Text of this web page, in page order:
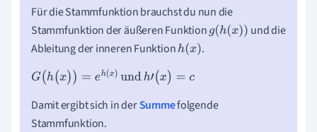
Für die Stammfunktion brauchst du nun die
Stammfunktion der äußeren Funktiong(h(x))
und die
Ableitung der inneren Funktionh(x) .
G(h(x))=eh (x) undh'(x)=c
Damit ergibt sich in derSummefolgende
Stammfunktion.